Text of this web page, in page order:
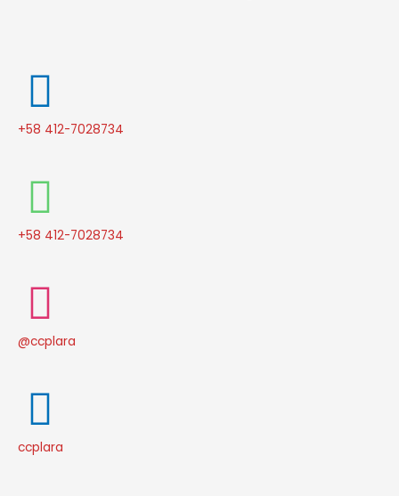
+58 412-7028734
+58 412-7028734
@ccplara
ccplara